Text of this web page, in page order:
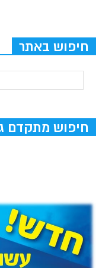
חיפוש באתר
חיפוש מתקדם